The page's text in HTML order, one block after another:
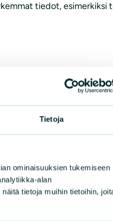
Tietoja
ominaisuuksien tukemiseen
alan
tietoja muihin tietoihin,
tiedot, esimerkiksi